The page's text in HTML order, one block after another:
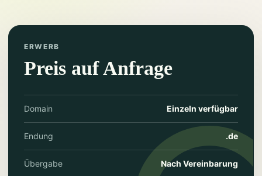
ERWERB
Preis auf Anfrage
Domain Einzeln verfügbar
Endung .de
Übergabe Nach Vereinbarung